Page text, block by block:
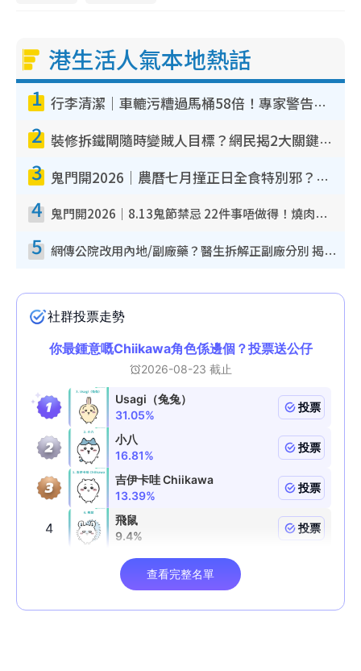
港生活人氣本地熱話
1 行李清潔｜車轆污糟過馬桶58倍！專家警告忌用酒精抹 教1招免污手除菌
2 裝修拆鐵閘隨時變賊人目標？網民揭2大關鍵用途：裝新式等於白裝？附新舊鐵閘分別
3 鬼門開2026｜農曆七月撞正日全食特別邪？專家警告切忌做一事！揭4大禁忌+2招保平安
4 鬼門開2026｜8.13鬼節禁忌 22件事唔做得！燒肉、刺身要少食？半夜勿吹口哨/打呢個電話
5 網傳公院改用內地/副廠藥？醫生拆解正副廠分別 揭4類人換藥隨時出事